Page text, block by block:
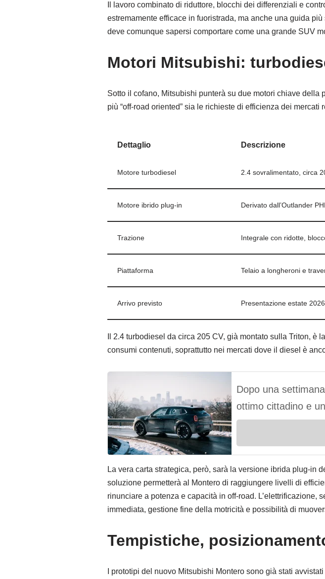
Il lavoro combinato di riduttore, blocchi dei differenziali e
estremamente efficace in fuoristrada, ma anche una guida
deve comunque sapersi comportare come una grande SUV
Motori Mitsubishi:
Sotto il cofano, Mitsubishi punterà su due motori chiave
più “off-road oriented” sia le richieste di efficienza dei
Dettaglio Descrizione
Motore turbodiesel 2.4 sovralimentato, circa
Motore ibrido plug-in Derivato dall’Outlander
Trazione Integrale con ridotte,
Piattaforma Telaio a longheroni e
Arrivo previsto Presentazione estate
Il 2.4 turbodiesel da circa 205 CV, già montato sulla Triton,
consumi contenuti, soprattutto nei mercati dove il diesel è
Dopo una
ottimo cittadino e
La vera carta strategica, però, sarà la versione ibrida plug-in
soluzione permetterà al Montero di raggiungere livelli di
rinunciare a potenza e capacità in off-road. L’elettrificazione,
immediata, gestione fine della motricità e possibilità di
Tempistiche,
I prototipi del nuovo Mitsubishi Montero sono già stati